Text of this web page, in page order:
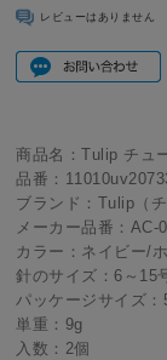
レビューはありません
商品名：Tulip チュ
品番：
ブランド：Tulip（チ
メーカー品番：AC-
カラー：ネイビー/
針のサイズ：6～15
パッケージサイズ
単重：9g
入数：2個